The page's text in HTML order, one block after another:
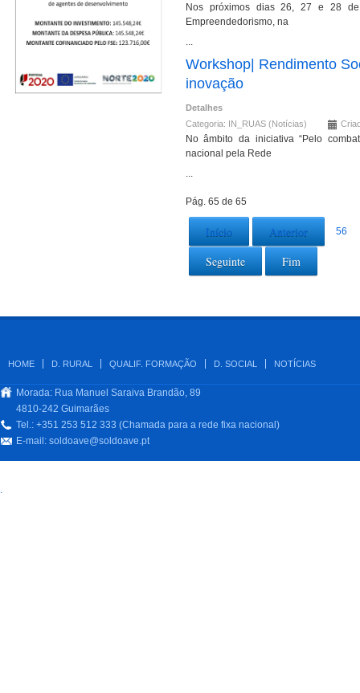
Nos próximos dias 26, 27 e 28 de
Empreendedorismo, na
...
Workshop| Rendimento
inovação
Detalhes
Categoria: IN_RUAS (Notícias)
No âmbito da iniciativa “Pelo
nacional pela Rede
...
Pág. 65 de 65
Início Anterior 56
Seguinte Fim
HOME D. RURAL QUALIF. FORMAÇÃO D. SOCIAL NOTÍCIAS
Morada: Rua Manuel Saraiva Brandão, 89
4810-242 Guimarães
Tel.: +351 253 512 333 (Chamada para a rede fixa nacional)
E-mail: soldoave@soldoave.pt
.